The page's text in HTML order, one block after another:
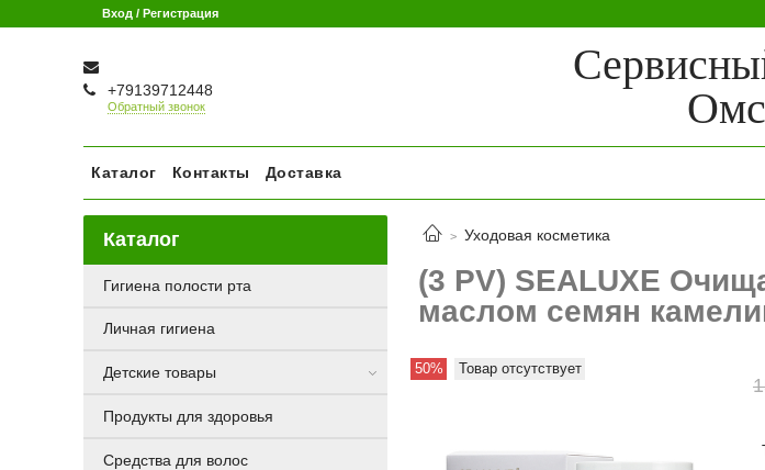
Вход / Регистрация
+79139712448
Обратный звонок
Каталог Контакты Доставка
Уходовая косметика
(3 PV) SEALUXE
маслом семян
50% Товар отсутствует
Каталог
Гигиена полости рта
Личная гигиена
Детские товары
Продукты для здоровья
Средства для волос